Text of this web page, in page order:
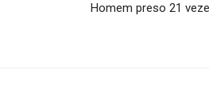
Homem preso 21